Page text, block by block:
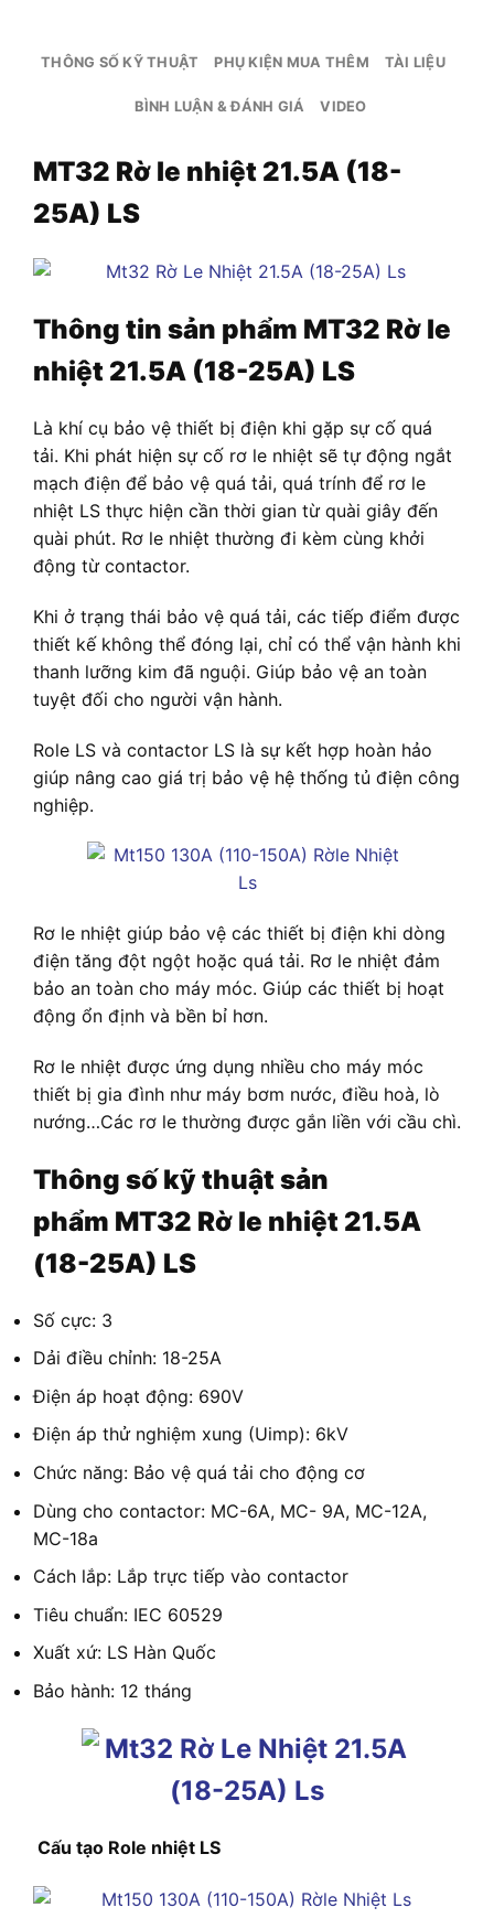
THÔNG SỐ KỸ THUẬT PHỤ KIỆN MUA THÊM TÀI LIỆU
BÌNH LUẬN & ĐÁNH GIÁ VIDEO
MT32 Rờ le nhiệt 21.5A (18-
25A) LS
Thông tin sản phẩm MT32 Rờ le
nhiệt 21.5A (18-25A) LS
Là khí cụ bảo vệ thiết bị điện khi gặp sự cố quá
tải. Khi phát hiện sự cố rơ le nhiệt sẽ tự động ngắt
mạch điện để bảo vệ quá tải, quá trính để rơ le
nhiệt LS thực hiện cần thời gian từ quài giây đến
quài phút. Rơ le nhiệt thường đi kèm cùng khởi
động từ contactor.
Khi ở trạng thái bảo vệ quá tải, các tiếp điểm được
thiết kế không thể đóng lại, chỉ có thể vận hành khi
thanh lưỡng kim đã nguội. Giúp bảo vệ an toàn
tuyệt đối cho người vận hành.
Role LS và contactor LS là sự kết hợp hoàn hảo
giúp nâng cao giá trị bảo vệ hệ thống tủ điện công
nghiệp.
Rơ le nhiệt giúp bảo vệ các thiết bị điện khi dòng
điện tăng đột ngột hoặc quá tải. Rơ le nhiệt đảm
bảo an toàn cho máy móc. Giúp các thiết bị hoạt
động ổn định và bền bỉ hơn.
Rơ le nhiệt được ứng dụng nhiều cho máy móc
thiết bị gia đình như máy bơm nước, điều hoà, lò
nướng…Các rơ le thường được gắn liền với cầu chì.
Thông số kỹ thuật sản
phẩm MT32 Rờ le nhiệt 21.5A
(18-25A) LS
Số cực: 3
Dải điều chỉnh: 18-25A
Điện áp hoạt động: 690V
Điện áp thử nghiệm xung (Uimp): 6kV
Chức năng: Bảo vệ quá tải cho động cơ
Dùng cho contactor: MC-6A, MC- 9A, MC-12A,
MC-18a
Cách lắp: Lắp trực tiếp vào contactor
Tiêu chuẩn: IEC 60529
Xuất xứ: LS Hàn Quốc
Bảo hành: 12 tháng
Cấu tạo Role nhiệt LS